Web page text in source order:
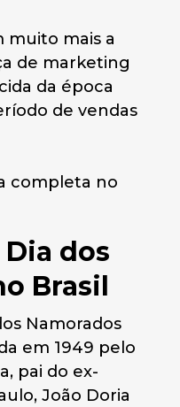
muito mais a
de marketing
da época
de vendas
completa no
dos
Brasil
Namorados
em 1949 pelo
pai do ex-
João Doria